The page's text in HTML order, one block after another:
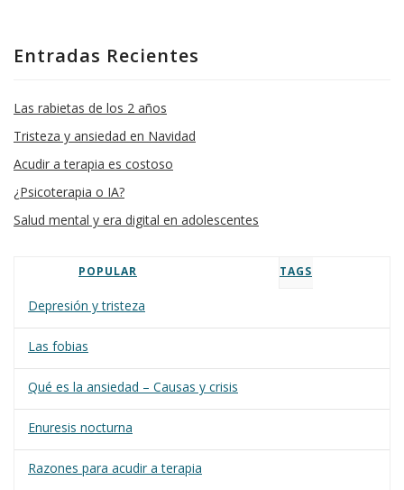
Entradas Recientes
Las rabietas de los 2 años
Tristeza y ansiedad en Navidad
Acudir a terapia es costoso
¿Psicoterapia o IA?
Salud mental y era digital en adolescentes
POPULAR TAGS
Depresión y tristeza
Las fobias
Qué es la ansiedad – Causas y crisis
Enuresis nocturna
Razones para acudir a terapia